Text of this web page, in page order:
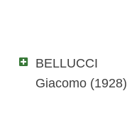
BELLUCCI
Giacomo (1928)